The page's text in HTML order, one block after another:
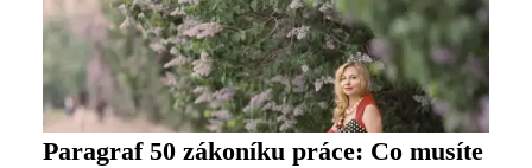
Paragraf 50 zákoníku práce: Co musíte